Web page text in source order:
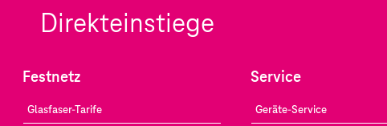
Direkteinstiege
Festnetz
Glasfaser-Tarife
Service
Geräte-Service